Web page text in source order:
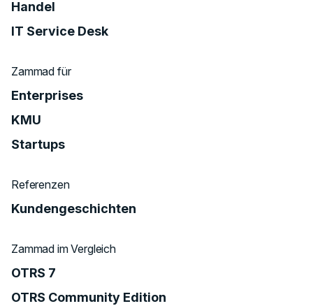
Handel
IT Service Desk
Zammad für
Enterprises
KMU
Startups
Referenzen
Kundengeschichten
Zammad im Vergleich
OTRS 7
OTRS Community Edition